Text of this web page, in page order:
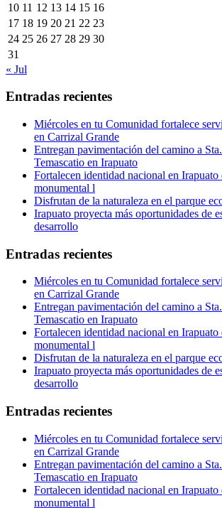
10 11 12 13 14 15 16
17 18 19 20 21 22 23
24 25 26 27 28 29 30
31
« Jul
Entradas recientes
Miércoles en tu Comunidad fortalece
en Carrizal Grande
Entregan pavimentación del camino a
Temascatio en Irapuato
Fortalecen identidad nacional en
monumental l
Disfrutan de la naturaleza en el parque
Irapuato proyecta más oportunidades de
desarrollo
Entradas recientes
Miércoles en tu Comunidad fortalece
en Carrizal Grande
Entregan pavimentación del camino a
Temascatio en Irapuato
Fortalecen identidad nacional en
monumental l
Disfrutan de la naturaleza en el parque
Irapuato proyecta más oportunidades de
desarrollo
Entradas recientes
Miércoles en tu Comunidad fortalece
en Carrizal Grande
Entregan pavimentación del camino a
Temascatio en Irapuato
Fortalecen identidad nacional en
monumental l